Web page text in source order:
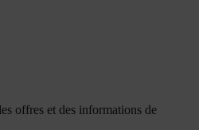
offres et des informations de